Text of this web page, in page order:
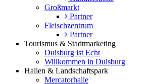
Großmarkt
Partner
Fleischzentrum
Partner
Tourismus & Stadtmarketing
Duisburg ist Echt
Willkommen in Duisburg
Hallen & Landschaftspark
Mercatorhalle